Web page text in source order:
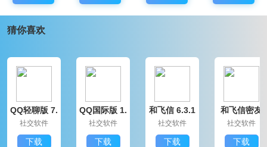
用户就来下载！
猜你喜欢
QQ轻聊版 7.
9.14314.0
社交软件
下载
QQ国际版 1.
91.1370.0
社交软件
下载
和飞信 6.3.1
200
社交软件
下载
和飞信密友
圈版 6.3.120
社交软件
下载